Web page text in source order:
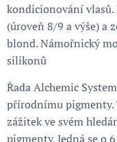
kondicionování
(úroveň 8/9 a výše) a
blond. Námořnický
silikonů
Řada Alchemic
přírodnímu pigmenty.
zážitek ve svém
pigmenty. Jedná se o